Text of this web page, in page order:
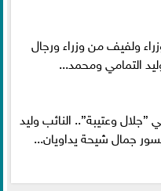
ولفيف من وزراء ورجال
وليد التمامي ومحمد...
وعتيبة”.. النائب وليد
جمال شيحة يداويان...